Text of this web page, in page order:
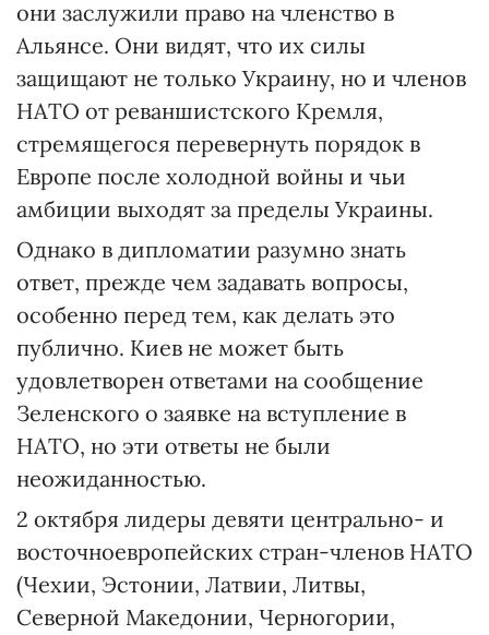
они заслужили право на членство в
Альянсе. Они видят, что их силы
защищают не только Украину, но и членов
НАТО от реваншистского Кремля,
стремящегося перевернуть порядок в
Европе после холодной войны и чьи
амбиции выходят за пределы Украины.
Однако в дипломатии разумно знать
ответ, прежде чем задавать вопросы,
особенно перед тем, как делать это
публично. Киев не может быть
удовлетворен ответами на сообщение
Зеленского о заявке на вступление в
НАТО, но эти ответы не были
неожиданностью.
2 октября лидеры девяти центрально- и
восточноевропейских стран-членов НАТО
(Чехии, Эстонии, Латвии, Литвы,
Северной Македонии, Черногории,